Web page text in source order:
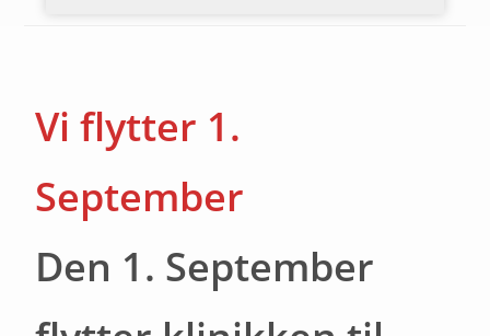
Vi flytter 1.
September
Den 1. September